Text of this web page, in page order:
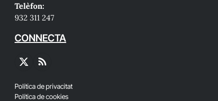
Telèfon:
932 311 247
CONNECTA
X
RSS
Política de privacitat
Política de cookies